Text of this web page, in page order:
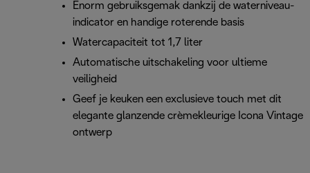
Enorm gebruiksgemak dankzij de waterniveau-
indicator en handige roterende basis
Watercapaciteit tot 1,7 liter
Automatische uitschakeling voor ultieme
veiligheid
Geef je keuken een exclusieve touch met dit
elegante glanzende crèmekleurige Icona Vintage
ontwerp